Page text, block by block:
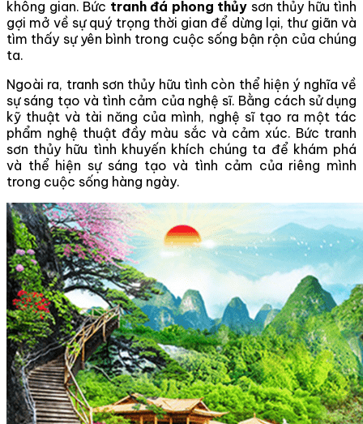
không gian. Bức tranh đá phong thủy sơn thủy hữu tình
gợi mở về sự quý trọng thời gian để dừng lại, thư giãn và
tìm thấy sự yên bình trong cuộc sống bận rộn của chúng
ta.
Ngoài ra, tranh sơn thủy hữu tình còn thể hiện ý nghĩa về
sự sáng tạo và tình cảm của nghệ sĩ. Bằng cách sử dụng
kỹ thuật và tài năng của mình, nghệ sĩ tạo ra một tác
phẩm nghệ thuật đầy màu sắc và cảm xúc. Bức tranh
sơn thủy hữu tình khuyến khích chúng ta để khám phá
và thể hiện sự sáng tạo và tình cảm của riêng mình
trong cuộc sống hàng ngày.